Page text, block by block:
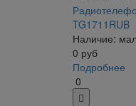
TG1711RUB
Наличие:
0 руб
Подробнее
0